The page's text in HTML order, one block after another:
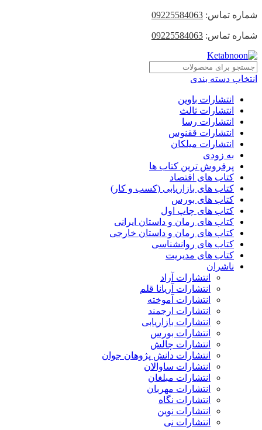
شماره تماس: 09225584063
شماره تماس: 09225584063
انتخاب دسته بندی
انتشارات باوین
انتشارات ثالث
انتشارات رسا
انتشارات ققنوس
انتشارات میلکان
به زودی
پرفروش ترین کتاب ها
کتاب های اقتصاد
کتاب های بازاریابی (کسب و کار)
کتاب های بورس
کتاب های چاپ اول
کتاب های رمان و داستان ایرانی
کتاب های رمان و داستان خارجی
کتاب های روانشناسی
کتاب های مدیریت
ناشران
انتشارات آراد
انتشارات آریانا قلم
انتشارات آموخته
انتشارات ارجمند
انتشارات بازاریابی
انتشارات بورس
انتشارات چالش
انتشارات دانش پژوهان جوان
انتشارات ساوالان
انتشارات مبلغان
انتشارات مهربان
انتشارات نگاه
انتشارات نوین
انتشارات نی